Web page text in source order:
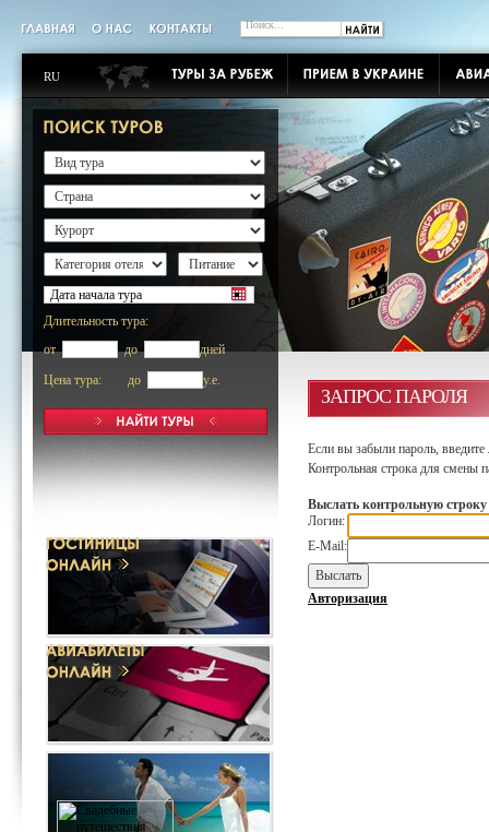
RU
Длительность тура:
от
до
дней
Цена тура: до
y.e.
ЗАПРОС ПАРОЛЯ
Если вы забыли пароль,
Контрольная строка для смены
Выслать контрольную строку
Логин:
E-Mail:
Авторизация